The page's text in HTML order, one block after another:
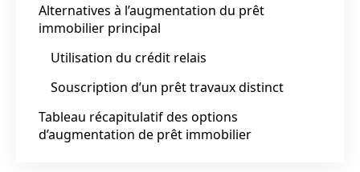
Alternatives à l’augmentation du prêt
immobilier principal
Utilisation du crédit relais
Souscription d’un prêt travaux distinct
Tableau récapitulatif des options
d’augmentation de prêt immobilier